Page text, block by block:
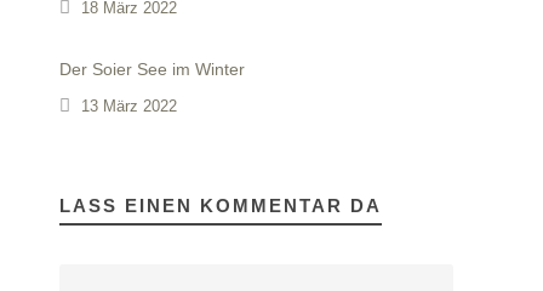
18 März 2022
Der Soier See im Winter
13 März 2022
LASS EINEN KOMMENTAR DA